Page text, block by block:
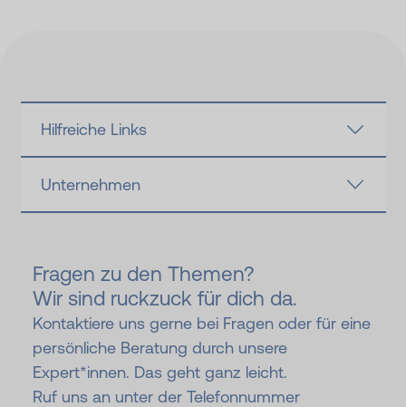
Hilfreiche Links
Unternehmen
Fragen zu den Themen?
Wir sind ruckzuck für dich da.
Kontaktiere uns gerne bei Fragen oder für eine
persönliche Beratung durch unsere
Expert*innen. Das geht ganz leicht.
Ruf uns an unter der Telefonnummer